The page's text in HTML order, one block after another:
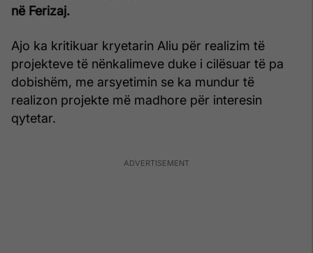
në Ferizaj.
Ajo ka kritikuar kryetarin Aliu për realizim të
projekteve të nënkalimeve duke i cilësuar të pa
dobishëm, me arsyetimin se ka mundur të
realizon projekte më madhore për interesin
qytetar.